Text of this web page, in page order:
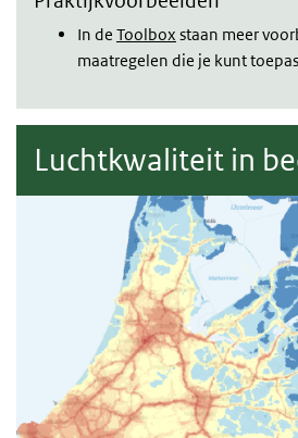
In de Toolbox staan meer
maatregelen die je kunt
Luchtkwaliteit in